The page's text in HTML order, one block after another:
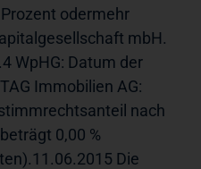
odermehr
mbH.
WpHG: Datum der
Immobilien AG:
nach
0,00 %
Die